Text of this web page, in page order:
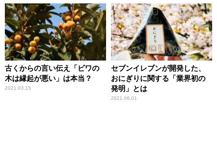
古くからの言い伝え「ビワの
木は縁起が悪い」は本当？
2021.03.15
セブンイレブンが開発した、
おにぎりに関する「業界初の
発明」とは
2021.06.01